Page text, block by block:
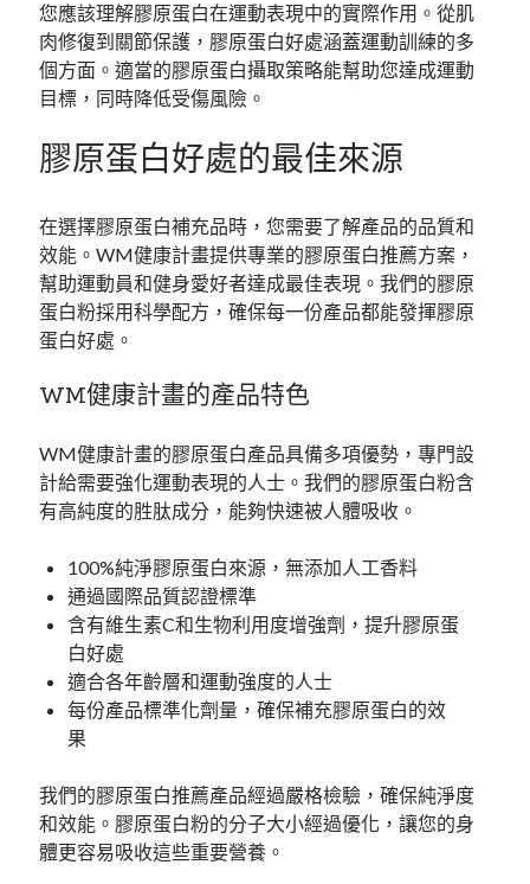
您應該理解膠原蛋白在運動表現中的實際作用。從肌
肉修復到關節保護，膠原蛋白好處涵蓋運動訓練的多
個方面。適當的膠原蛋白攝取策略能幫助您達成運動
目標，同時降低受傷風險。
膠原蛋白好處的最佳來源
在選擇膠原蛋白補充品時，您需要了解產品的品質和
效能。WM健康計畫提供專業的膠原蛋白推薦方案，
幫助運動員和健身愛好者達成最佳表現。我們的膠原
蛋白粉採用科學配方，確保每一份產品都能發揮膠原
蛋白好處。
WM健康計畫的產品特色
WM健康計畫的膠原蛋白產品具備多項優勢，專門設
計給需要強化運動表現的人士。我們的膠原蛋白粉含
有高純度的胜肽成分，能夠快速被人體吸收。
100%純淨膠原蛋白來源，無添加人工香料
通過國際品質認證標準
含有維生素C和生物利用度增強劑，提升膠原蛋
白好處
適合各年齡層和運動強度的人士
每份產品標準化劑量，確保補充膠原蛋白的效
果
我們的膠原蛋白推薦產品經過嚴格檢驗，確保純淨度
和效能。膠原蛋白粉的分子大小經過優化，讓您的身
體更容易吸收這些重要營養。